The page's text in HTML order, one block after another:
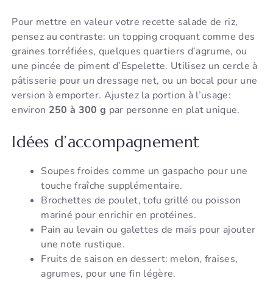
Pour mettre en valeur votre recette salade de riz,
pensez au contraste: un topping croquant comme des
graines torréfiées, quelques quartiers d’agrume, ou
une pincée de piment d’Espelette. Utilisez un cercle à
pâtisserie pour un dressage net, ou un bocal pour une
version à emporter. Ajustez la portion à l’usage:
environ 250 à 300 g par personne en plat unique.
Idées d’accompagnement
Soupes froides comme un gaspacho pour une
touche fraîche supplémentaire.
Brochettes de poulet, tofu grillé ou poisson
mariné pour enrichir en protéines.
Pain au levain ou galettes de maïs pour ajouter
une note rustique.
Fruits de saison en dessert: melon, fraises,
agrumes, pour une fin légère.